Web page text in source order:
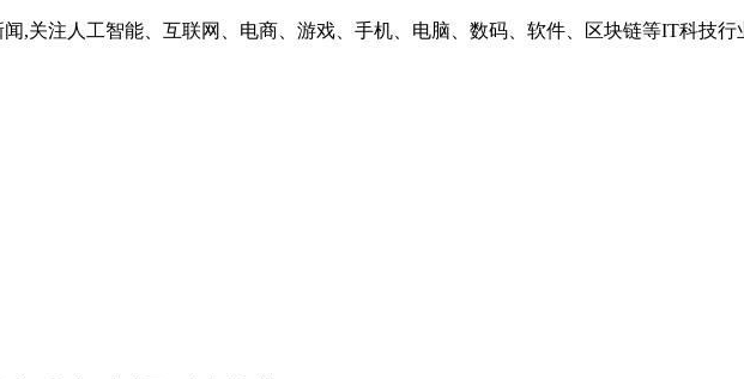
,关注人工智能、互联网、电商、游戏、手机、电脑、数码、软件、区块链等IT科技行